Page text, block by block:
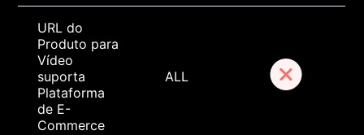
URL do
Produto para
Vídeo
suporta
Plataforma
de E-
Commerce
ALL